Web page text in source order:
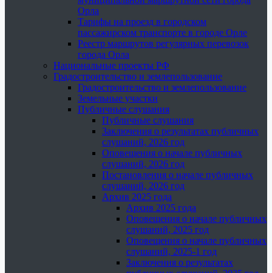
Орла
Тарифы на проезд в городском
пассажирском транспорте в городе Орле
Реестр маршрутов регулярных перевозок
города Орла
Национальные проекты РФ
Градостроительство и землепользование
Градостроительство и землепользование
Земельные участки
Публичные слушания
Публичные слушания
Заключения о результатах публичных
слушаний, 2026 год
Оповещения о начале публичных
слушаний, 2026 год
Постановления о начале публичных
слушаний, 2026 год
Архив 2025 года
Архив 2025 года
Оповещения о начале публичных
слушаний, 2025 год
Оповещения о начале публичных
слушаний, 2025-1 год
Заключения о результатах